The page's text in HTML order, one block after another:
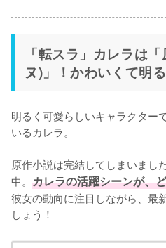
「転スラ」カレラは
ヌ)」！かわいくて明
明るく可愛らしいキャラクター
いるカレラ。
原作小説は完結してしまいまし
中。 カレラの活躍シーンが、
彼女の動向に注目しながら、最
しょう！